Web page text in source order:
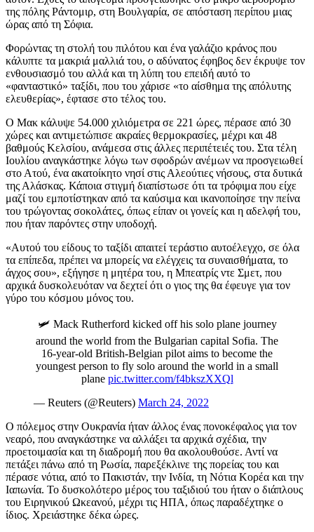
της πόλης Ράντομιρ, στη Βουλγαρία, σε απόσταση περίπου μιας
ώρας από τη Σόφια.
Φορώντας τη στολή του πιλότου και ένα γαλάζιο κράνος που
κάλυπτε τα μακριά μαλλιά του, ο αδύνατος έφηβος δεν έκρυψε τον
ενθουσιασμό του αλλά και τη λύπη του επειδή αυτό το
«φανταστικό» ταξίδι, που του χάρισε «το αίσθημα της απόλυτης
ελευθερίας», έφτασε στο τέλος του.
Ο Μακ κάλυψε 54.000 χιλιόμετρα σε 221 ώρες, πέρασε από 30
χώρες και αντιμετώπισε ακραίες θερμοκρασίες, μέχρι και 48
βαθμούς Κελσίου, ανάμεσα στις άλλες περιπέτειές του. Στα τέλη
Ιουλίου αναγκάστηκε λόγω των σφοδρών ανέμων να προσγειωθεί
στο Ατού, ένα ακατοίκητο νησί στις Αλεούτιες νήσους, στα δυτικά
της Αλάσκας. Κάποια στιγμή διαπίστωσε ότι τα τρόφιμα που είχε
μαζί του εμποτίστηκαν από τα καύσιμα και ικανοποίησε την πείνα
του τρώγοντας σοκολάτες, όπως είπαν οι γονείς και η αδελφή του,
που ήταν παρόντες στην υποδοχή.
«Αυτού του είδους το ταξίδι απαιτεί τεράστιο αυτοέλεγχο, σε όλα
τα επίπεδα, πρέπει να μπορείς να ελέγχεις τα συναισθήματα, το
άγχος σου», εξήγησε η μητέρα του, η Μπεατρίς ντε Σμετ, που
αρχικά δυσκολευόταν να δεχτεί ότι ο γιος της θα έφευγε για τον
γύρο του κόσμου μόνος του.
🛩️ Mack Rutherford kicked off his solo plane journey
around the world from the Bulgarian capital Sofia. The
16-year-old British-Belgian pilot aims to become the
youngest person to fly solo around the world in a small
plane pic.twitter.com/f4bkszXXQl
— Reuters (@Reuters) March 24, 2022
Ο πόλεμος στην Ουκρανία ήταν άλλος ένας πονοκέφαλος για τον
νεαρό, που αναγκάστηκε να αλλάξει τα αρχικά σχέδια, την
προετοιμασία και τη διαδρομή που θα ακολουθούσε. Αντί να
πετάξει πάνω από τη Ρωσία, παρεξέκλινε της πορείας του και
πέρασε νότια, από το Πακιστάν, την Ινδία, τη Νότια Κορέα και την
Ιαπωνία. Το δυσκολότερο μέρος του ταξιδιού του ήταν ο διάπλους
του Ειρηνικού Ωκεανού, μέχρι τις ΗΠΑ, όπως παραδέχτηκε ο
ίδιος. Χρειάστηκε δέκα ώρες.